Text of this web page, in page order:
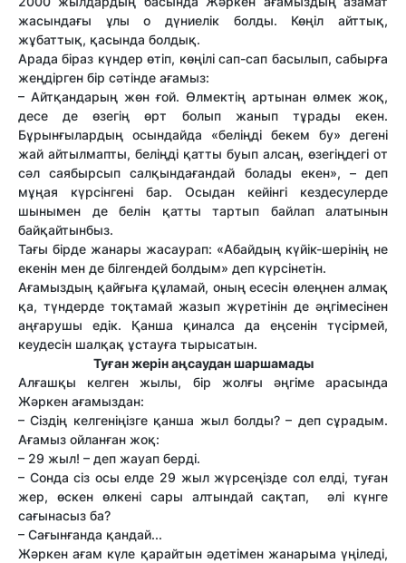
жасындағы ұлы о дүниелік болды. Көңіл айттық,
жұбаттық, қасында болдық.
Арада біраз күндер өтіп, көңілі сап-сап басылып, сабырға
жеңдірген бір сәтінде ағамыз:
– Айтқандарың жөн ғой. Өлмектің артынан өлмек жоқ,
десе де өзегің өрт болып жанып тұрады екен.
Бұрынғылардың осындайда «беліңді бекем бу» дегені
жай айтылмапты, беліңді қатты буып алсаң, өзегіңдегі от
сәл саябырсып салқындағандай болады екен», – деп
мұңая күрсінгені бар. Осыдан кейінгі кездесулерде
шынымен де белін қатты тартып байлап алатынын
байқайтынбыз.
Тағы бірде жанары жасаурап: «Абайдың күйік-шерінің не
екенін мен де білгендей болдым» деп күрсінетін.
Ағамыздың қайғыға құламай, оның есесін өлеңнен алмақ
қа, түндерде тоқтамай жазып жүретінін де әңгімесінен
аңғарушы едік. Қанша қиналса да еңсенін түсірмей,
кеудесін шалқақ ұстауға тырысатын.
Туған жерін аңсаудан шаршамады
Алғашқы келген жылы, бір жолғы әңгіме арасында
Жәркен ағамыздан:
– Сіздің келгеніңізге қанша жыл болды? – деп сұрадым.
Ағамыз ойланған жоқ:
– 29 жыл! – деп жауап берді.
– Сонда сіз осы елде 29 жыл жүрсеңізде сол елді, туған
жер, өскен өлкені сары алтындай сақтап, әлі күнге
сағынасыз ба?
– Сағынғанда қандай...
Жәркен ағам күле қарайтын әдетімен жанарыма үңіледі,